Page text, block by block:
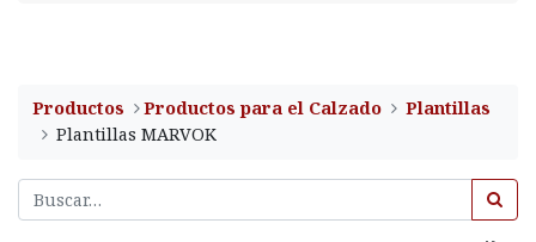
Productos ​Productos para el Calzado
Plantillas
Plantillas MARVOK